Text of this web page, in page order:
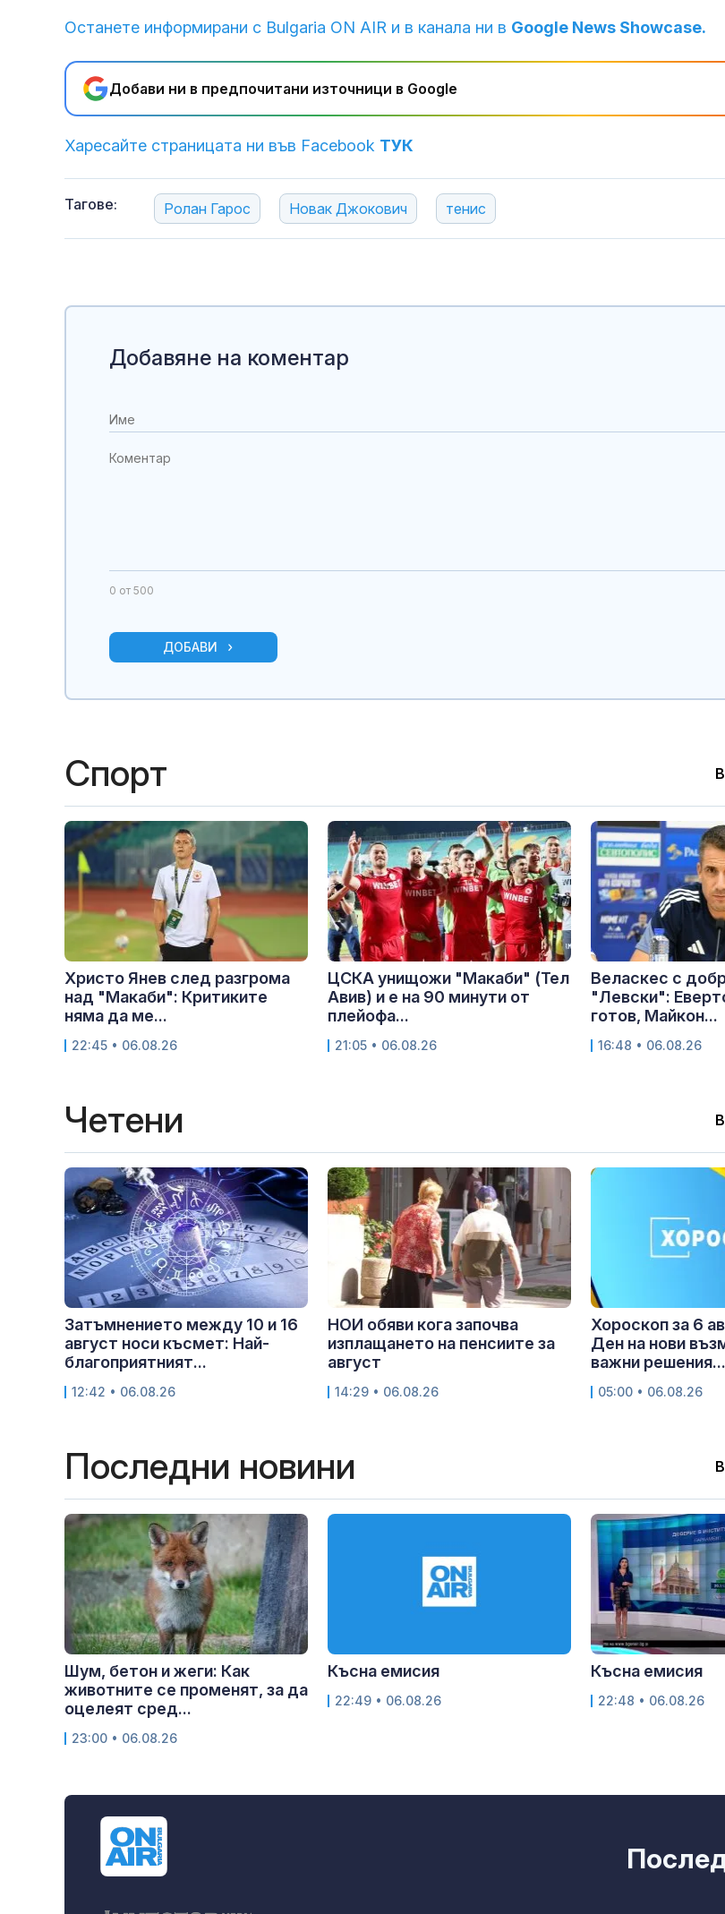
Останете информирани с Bulgaria ON AIR и в канала ни в Google News Showcase.
Добави ни в предпочитани източници в Google
Харесайте страницата ни във Facebook ТУК
Тагове: Ролан Гарос Новак Джокович тенис
Добавяне на коментар
0 от 500
ДОБАВИ
Спорт
Христо Янев след разгрома
над "Макаби": Критиките
няма да ме...
22:45 • 06.08.26
ЦСКА унищожи "Макаби" (Тел
Авив) и е на 90 минути от
плейофа...
21:05 • 06.08.26
Веласкес с
"Левски":
готов, Майкон...
16:48 • 06.08.26
Четени
Затъмнението между 10 и 16
август носи късмет: Най-
благоприятният...
12:42 • 06.08.26
НОИ обяви кога започва
изплащането на пенсиите за
август
14:29 • 06.08.26
Хороскоп за 6
Ден на нови
важни решения...
05:00 • 06.08.26
Последни новини
Шум, бетон и жеги: Как
животните се променят, за да
оцелеят сред...
23:00 • 06.08.26
Късна емисия
22:49 • 06.08.26
Късна емисия
22:48 • 06.08.26